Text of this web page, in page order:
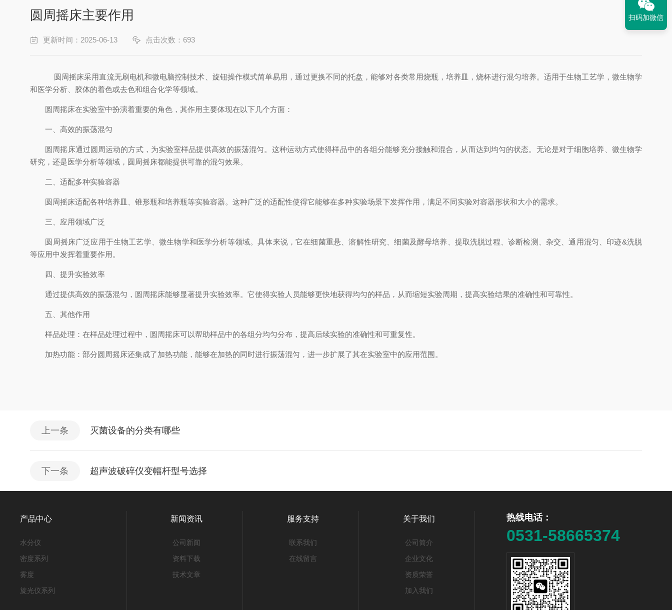
​圆周摇床主要作用
更新时间：2025-06-13 点击次数：693
圆周摇床采用直流无刷电机和微电脑控制技术、旋钮操作模式简单易用，通过更换不同的托盘，能够对各类常用烧瓶，培养皿，烧杯进行混匀培养。适用于生物工艺学，微生物学
和医学分析、胶体的着色或去色和组合化学等领域。
圆周摇床在实验室中扮演着重要的角色，其作用主要体现在以下几个方面：
一、高效的振荡混匀
圆周摇床通过圆周运动的方式，为实验室样品提供高效的振荡混匀。这种运动方式使得样品中的各组分能够充分接触和混合，从而达到均匀的状态。无论是对于细胞培养、微生物学
研究，还是医学分析等领域，圆周摇床都能提供可靠的混匀效果。
二、适配多种实验容器
圆周摇床适配各种培养皿、锥形瓶和培养瓶等实验容器。这种广泛的适配性使得它能够在多种实验场景下发挥作用，满足不同实验对容器形状和大小的需求。
三、应用领域广泛
圆周摇床广泛应用于生物工艺学、微生物学和医学分析等领域。具体来说，它在细菌重悬、溶解性研究、细菌及酵母培养、提取洗脱过程、诊断检测、杂交、通用混匀、印迹&洗脱
等应用中发挥着重要作用。
四、提升实验效率
通过提供高效的振荡混匀，圆周摇床能够显著提升实验效率。它使得实验人员能够更快地获得均匀的样品，从而缩短实验周期，提高实验结果的准确性和可靠性。
五、其他作用
样品处理：在样品处理过程中，圆周摇床可以帮助样品中的各组分均匀分布，提高后续实验的准确性和可重复性。
加热功能：部分圆周摇床还集成了加热功能，能够在加热的同时进行振荡混匀，进一步扩展了其在实验室中的应用范围。
上一条 灭菌设备的分类有哪些
下一条 超声波破碎仪变幅杆型号选择
热线电话：
0531-58665374
产品中心
水分仪
密度系列
雾度
旋光仪系列
新闻资讯
公司新闻
资料下载
技术文章
服务支持
联系我们
在线留言
关于我们
公司简介
企业文化
资质荣誉
加入我们
扫码加微信